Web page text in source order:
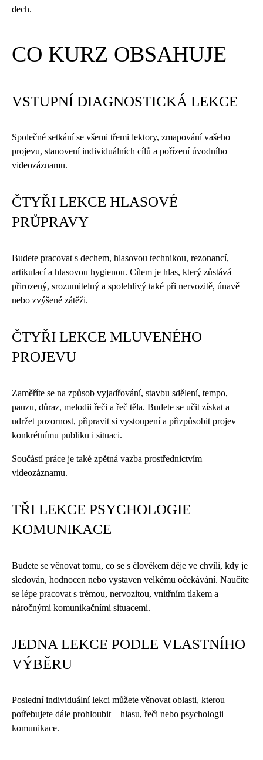
dech.
CO KURZ OBSAHUJE
VSTUPNÍ DIAGNOSTICKÁ LEKCE
Společné setkání se všemi třemi lektory, zmapování vašeho
projevu, stanovení individuálních cílů a pořízení úvodního
videozáznamu.
ČTYŘI LEKCE HLASOVÉ
PRŮPRAVY
Budete pracovat s dechem, hlasovou technikou, rezonancí,
artikulací a hlasovou hygienou. Cílem je hlas, který zůstává
přirozený, srozumitelný a spolehlivý také při nervozitě, únavě
nebo zvýšené zátěži.
ČTYŘI LEKCE MLUVENÉHO
PROJEVU
Zaměříte se na způsob vyjadřování, stavbu sdělení, tempo,
pauzu, důraz, melodii řeči a řeč těla. Budete se učit získat a
udržet pozornost, připravit si vystoupení a přizpůsobit projev
konkrétnímu publiku i situaci.
Součástí práce je také zpětná vazba prostřednictvím
videozáznamu.
TŘI LEKCE PSYCHOLOGIE
KOMUNIKACE
Budete se věnovat tomu, co se s člověkem děje ve chvíli, kdy je
sledován, hodnocen nebo vystaven velkému očekávání. Naučíte
se lépe pracovat s trémou, nervozitou, vnitřním tlakem a
náročnými komunikačními situacemi.
JEDNA LEKCE PODLE VLASTNÍHO
VÝBĚRU
Poslední individuální lekci můžete věnovat oblasti, kterou
potřebujete dále prohloubit – hlasu, řeči nebo psychologii
komunikace.